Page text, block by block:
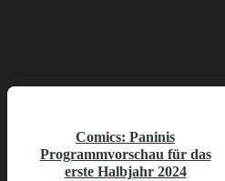
Comics: Paninis
Programmvorschau für das
erste Halbjahr 2024